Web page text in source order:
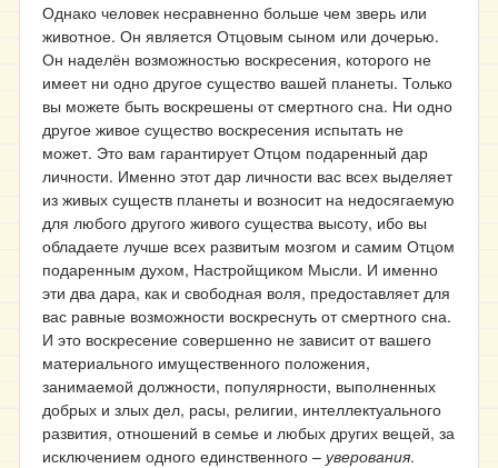
Однако человек несравненно больше чем зверь или
животное. Он является Отцовым сыном или дочерью.
Он наделён возможностью воскресения, которого не
имеет ни одно другое существо вашей планеты. Только
вы можете быть воскрешены от смертного сна. Ни одно
другое живое существо воскресения испытать не
может. Это вам гарантирует Отцом подаренный дар
личности. Именно этот дар личности вас всех выделяет
из живых существ планеты и возносит на недосягаемую
для любого другого живого существа высоту, ибо вы
обладаете лучше всех развитым мозгом и самим Отцом
подаренным духом, Настройщиком Мысли. И именно
эти два дара, как и свободная воля, предоставляет для
вас равные возможности воскреснуть от смертного сна.
И это воскресение совершенно не зависит от вашего
материального имущественного положения,
занимаемой должности, популярности, выполненных
добрых и злых дел, расы, религии, интеллектуального
развития, отношений в семье и любых других вещей, за
исключением одного единственного – уверования.